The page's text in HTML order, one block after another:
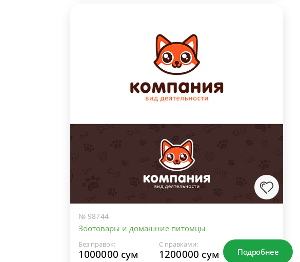
№ 98744
Зоотовары и домашние питомцы
Без правок:
1000000 сум
С правками:
1200000 сум Подробнее